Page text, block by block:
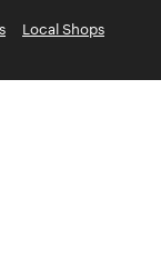
Local Shops